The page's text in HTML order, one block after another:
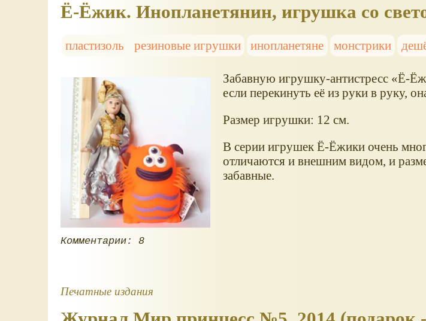
Ё-Ёжик. Инопланетянин, игрушка со
пластизоль резиновые игрушки инопланетяне монстрики
Забавную игрушку-антистресс Ё-
если перекинуть её из руки в руку,
Размер игрушки: 12 см.
В серии игрушек Ё-Ёжики очень
отличаются и внешним видом, и
забавные.
Комментарии: 8
Печатные издания